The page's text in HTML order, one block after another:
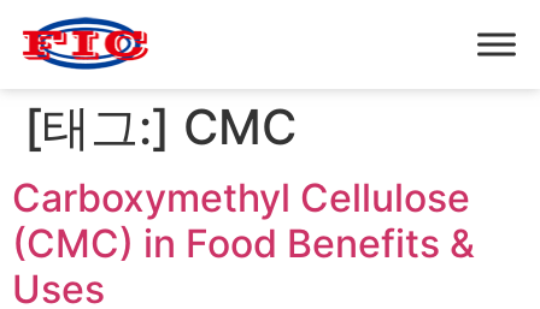
[태그:] CMC
Carboxymethyl Cellulose
(CMC) in Food Benefits &
Uses